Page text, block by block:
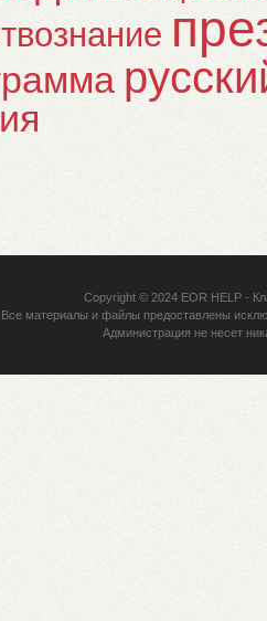
Copyright © 2024 EOR HELP-
Все материалы и файлы предоставлены
Администрация не несет